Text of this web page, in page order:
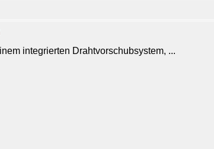
integrierten Drahtvorschubsystem, ...